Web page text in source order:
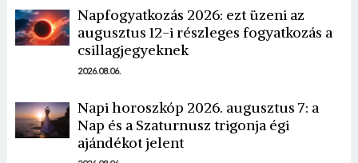
Napfogyatkozás 2026: ezt üzeni az
augusztus 12-i részleges fogyatkozás a
csillagjegyeknek
2026.08.06.
Napi horoszkóp 2026. augusztus 7: a
Nap és a Szaturnusz trigonja égi
ajándékot jelent